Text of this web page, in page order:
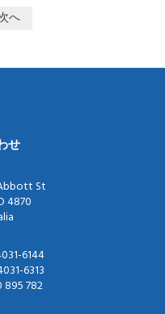
へ
せ
St
4870
6144
6313
895 782